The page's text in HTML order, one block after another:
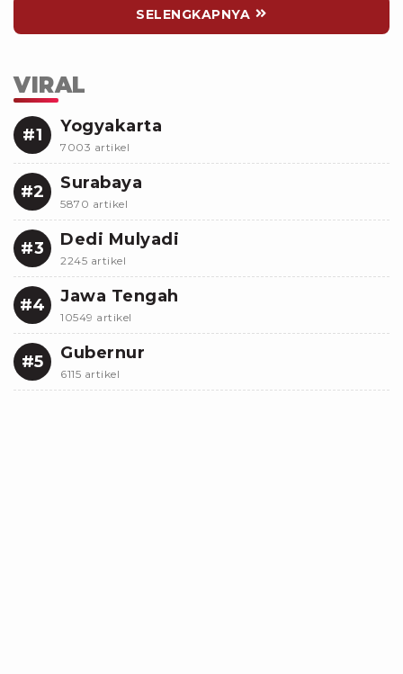
SELENGKAPNYA
VIRAL
#1 Yogyakarta
7003 artikel
#2 Surabaya
5870 artikel
#3 Dedi Mulyadi
2245 artikel
#4 Jawa Tengah
10549 artikel
#5 Gubernur
6115 artikel